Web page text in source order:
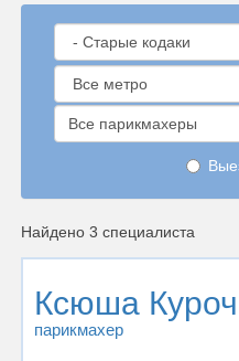
Все парикмахеры
Найдено 3 специалиста
Ксюша
парикмахер